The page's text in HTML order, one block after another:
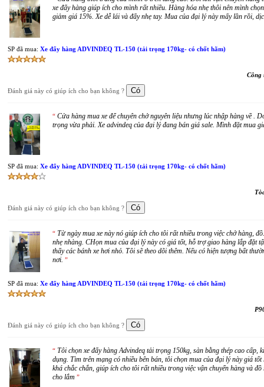
xe đẩy hàng giúp ích cho mình rất nhiều. Hàng hóa nhẹ thôi nên mình
giảm giá 15%. Xe dễ lái và đẩy nhẹ tay. Mua của đại lý này mấy lần rồi,
SP đã mua: Xe đẩy hàng ADVINDEQ TL-150 (tải trọng 170kg- có chốt hãm)
Công
Đánh giá này có giúp ích cho bạn không ?
“ Cửa hàng mua xe để chuyên chở nguyên liệu nhưng lúc nhập hàng về .
trọng vừa phải. Xe advindeq của đại lý đang bán giá sale. Mình đặt mua
SP đã mua: Xe đẩy hàng ADVINDEQ TL-150 (tải trọng 170kg- có chốt hãm)
Đánh giá này có giúp ích cho bạn không ?
“ Từ ngày mua xe này nó giúp ích cho tôi rất nhiều trong việc chở hàng,
nhẹ nhàng. CHọn mua của đại lý này có giá tốt, hỗ trợ giao hàng lắp đặt
thấy các bánh xe hơi nhỏ. Tôi sẽ theo dõi thêm. Nếu có hiện tượng bất
nơi. ”
SP đã mua: Xe đẩy hàng ADVINDEQ TL-150 (tải trọng 170kg- có chốt hãm)
Đánh giá này có giúp ích cho bạn không ?
“ Tôi chọn xe đẩy hàng Advindeq tải trọng 150kg, sàn bằng thép cao cấp,
dụng. Tìm trên mạng có nhiều bên bán, tôi chọn mua của đại lý này giá
khá chắc chắn, giúp ích cho tôi rất nhiều trong việc vận chuyển hàng và
cho lắm ”